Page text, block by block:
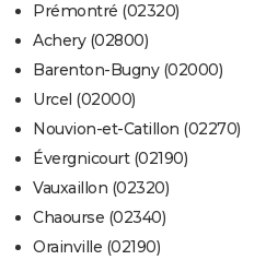
Prémontré (02320)
Achery (02800)
Barenton-Bugny (02000)
Urcel (02000)
Nouvion-et-Catillon (02270)
Évergnicourt (02190)
Vauxaillon (02320)
Chaourse (02340)
Orainville (02190)